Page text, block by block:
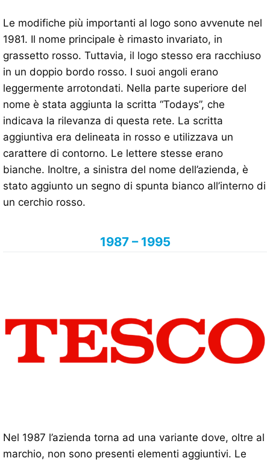
Le modifiche più importanti al logo sono avvenute nel
1981. Il nome principale è rimasto invariato, in
grassetto rosso. Tuttavia, il logo stesso era racchiuso
in un doppio bordo rosso. I suoi angoli erano
leggermente arrotondati. Nella parte superiore del
nome è stata aggiunta la scritta “Todays”, che
indicava la rilevanza di questa rete. La scritta
aggiuntiva era delineata in rosso e utilizzava un
carattere di contorno. Le lettere stesse erano
bianche. Inoltre, a sinistra del nome dell’azienda, è
stato aggiunto un segno di spunta bianco all’interno di
un cerchio rosso.
1987 – 1995
Nel 1987 l’azienda torna ad una variante dove, oltre al
marchio, non sono presenti elementi aggiuntivi. Le